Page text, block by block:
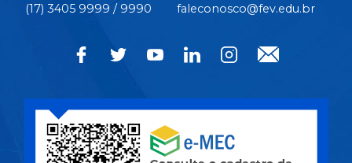
(17) 3405 9999 / 9990 faleconosco@fev.edu.br